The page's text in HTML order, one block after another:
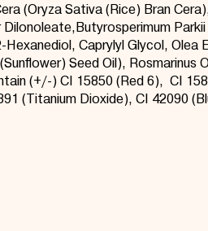
(Oryza Sativa (Rice) BranCera
Dilonoleate,Butyrosperimum Parkii
Hexanediol, CaprylylGlycol, Olea
Seed Oil), Rosmarinus
(+/-) CI 15850 (Red 6), CI
(Titanium Dioxide), CI 42090